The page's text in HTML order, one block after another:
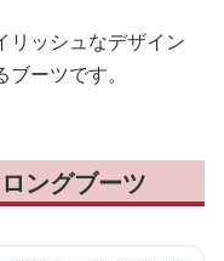
リッシュなデザイン
ーツです。
ングブーツ